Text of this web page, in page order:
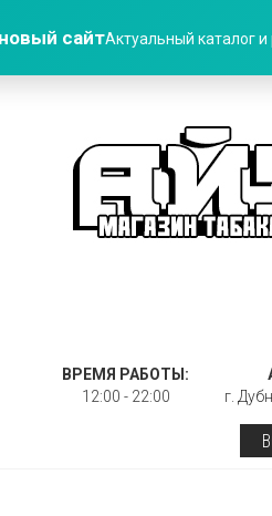
сайтАктуальный каталог
ВРЕМЯ РАБОТЫ:
12:00 - 22:00
г.